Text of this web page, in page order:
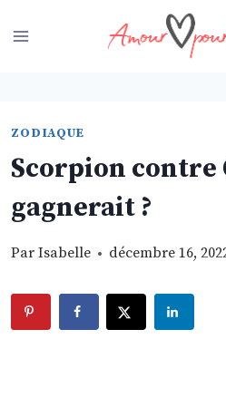
to
ZODIAQUE
Scorpion contre
gagnerait ?
Par Isabelle décembre 16,